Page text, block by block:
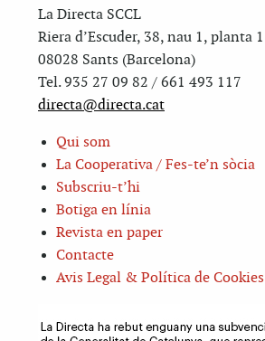
La Directa SCCL
Riera d’Escuder, 38, nau 1, planta 1
08028 Sants (Barcelona)
Tel. 935 27 09 82 / 661 493 117
directa@directa.cat
Qui som
La Cooperativa / Fes-te’n sòcia
Subscriu-t’hi
Botiga en línia
Revista en paper
Contacte
Avis Legal & Política de Cookies